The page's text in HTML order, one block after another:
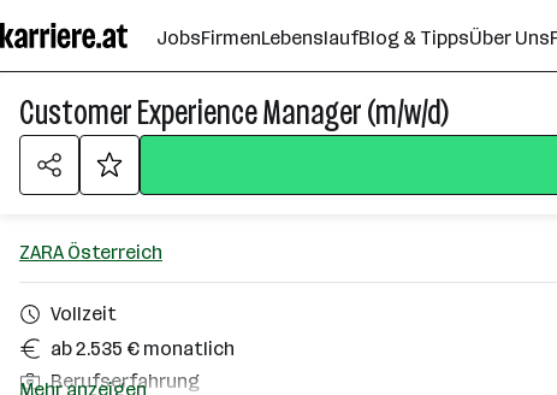
Seiteninhalt
springen
JobsFirmenLebenslaufBlog & TippsÜber Uns
Customer Experience Manager (m/w/d)
ZARA Österreich
Vollzeit
ab 2.535 € monatlich
Berufserfahrung
Mehr anzeigen